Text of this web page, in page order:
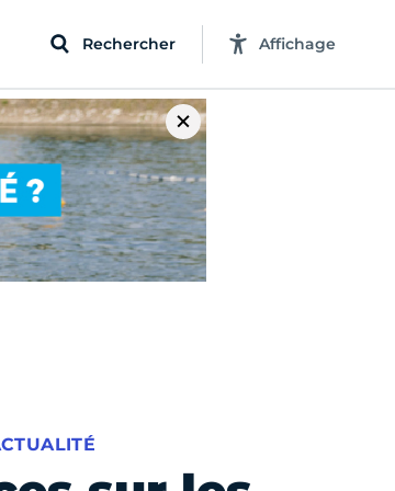
Rechercher Affichage